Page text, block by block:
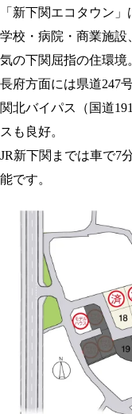
「新下関エコタウン
学校・病院・商業施設
気の下関屈指の住環境
長府方面には県道247
関北バイパス（国道
スも良好。
JR新下関までは車で7
能です。